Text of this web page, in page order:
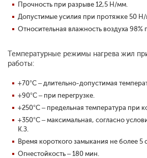
Прочность при разрыве 12,5 Н/мм.
Допустимые усилия при протяжке 50
Относительная влажность воздуха 98%
Температурные режимы нагрева жил
работы:
+70°С – длительно-допустимая
+90°С – при перегрузке.
+250°С – предельная температура при
+350°С – максимальная, согласно
К.З.
Время короткого замыкания не более 5
Огнестойкость – 180 мин.